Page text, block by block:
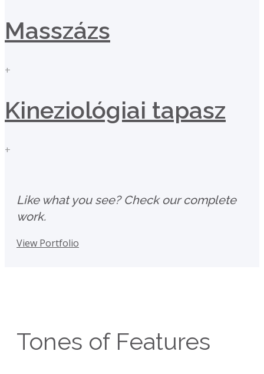
Masszázs
+
Kineziológiai tapasz
+
Like what you see? Check our complete
work.
View Portfolio
Tones of Features